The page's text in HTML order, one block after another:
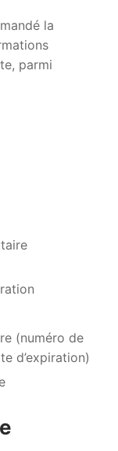
la
parmi
(numéro de
d’expiration)